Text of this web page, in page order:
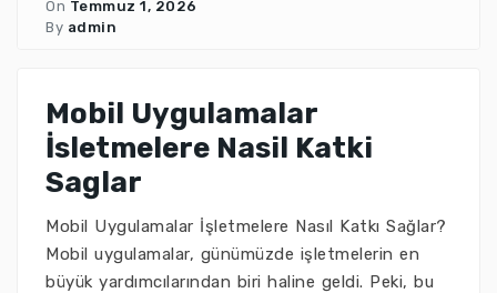
On Temmuz 1, 2026
By admin
Mobil Uygulamalar
İsletmelere Nasil Katki
Saglar
Mobil Uygulamalar İşletmelere Nasıl Katkı Sağlar?
Mobil uygulamalar, günümüzde işletmelerin en
büyük yardımcılarından biri haline geldi. Peki, bu